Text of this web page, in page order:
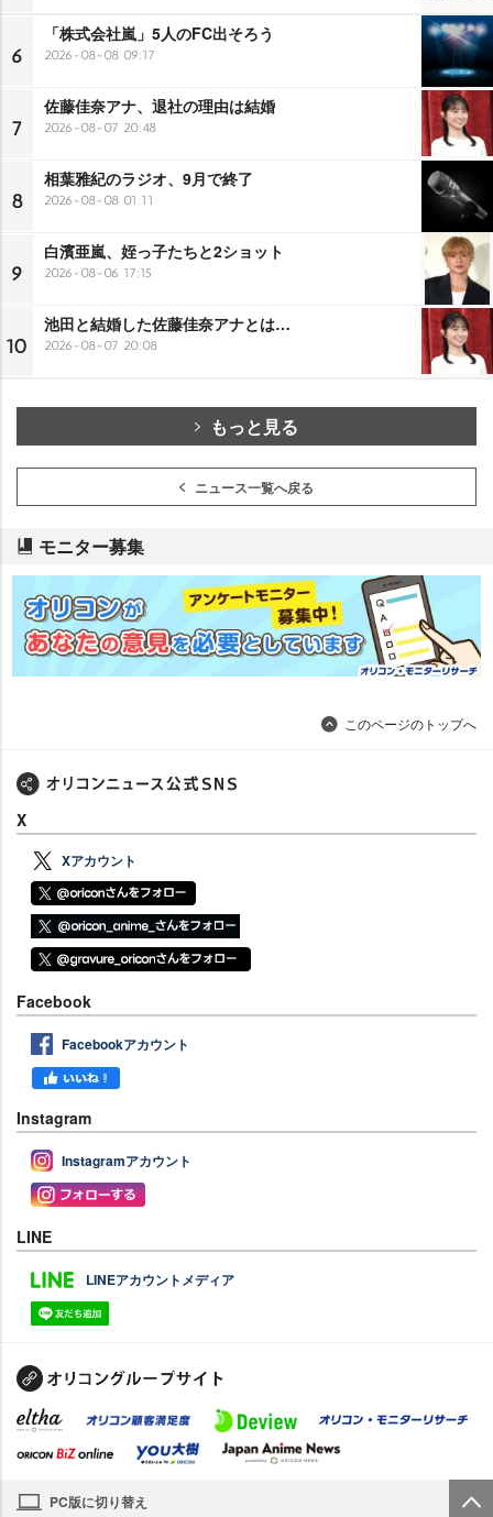
6
「株式会社嵐」5人のFC出そろう
2026-08-08 09:17
7
佐藤佳奈アナ、退社の理由は結婚
2026-08-07 20:48
8
相葉雅紀のラジオ、9月で終了
2026-08-08 01:11
9
白濱亜嵐、姪っ子たちと2ショット
2026-08-06 17:15
10
池田と結婚した佐藤佳奈アナとは…
2026-08-07 20:08
もっと見る
ニュース一覧へ戻る
モニター募集
このページのトップへ
X
Xアカウント
Facebook
Facebookアカウント
Instagram
Instagramアカウント
LINE
LINEアカウントメディア
PC版に切り替え